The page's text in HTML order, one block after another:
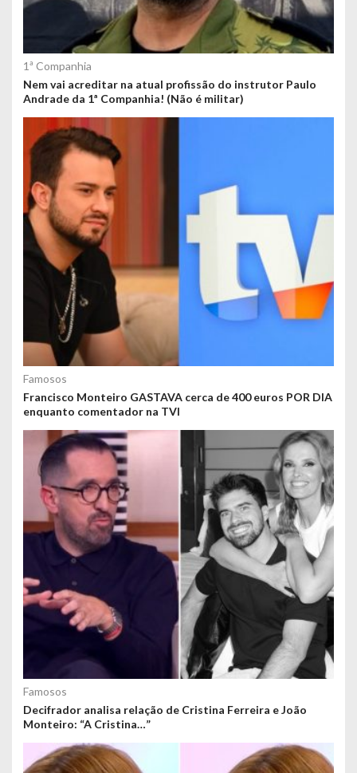
1ª Companhia
Nem vai acreditar na atual profissão do instrutor Paulo
Andrade da 1ª Companhia! (Não é militar)
Famosos
Francisco Monteiro GASTAVA cerca de 400 euros POR DIA
enquanto comentador na TVI
Famosos
Decifrador analisa relação de Cristina Ferreira e João
Monteiro: “A Cristina…”